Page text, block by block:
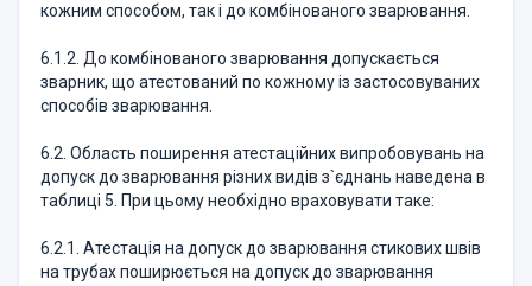
кожним способом, так і до комбінованого зварювання.
6.1.2. До комбінованого зварювання допускається
зварник, що атестований по кожному із застосовуваних
способів зварювання.
6.2. Область поширення атестацiйних випробовувань на
допуск до зварювання рiзних видiв з`єднань наведена в
таблиці 5. При цьому необхiдно враховувати таке:
6.2.1. Атестацiя на допуск до зварювання стикових швiв
на трубах поширюється на допуск до зварювання